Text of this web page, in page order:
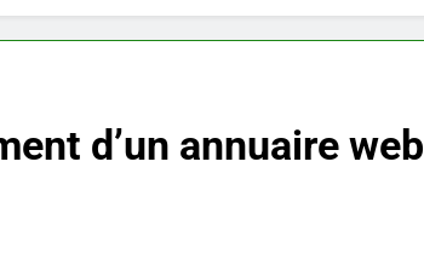
d’un annuaire web